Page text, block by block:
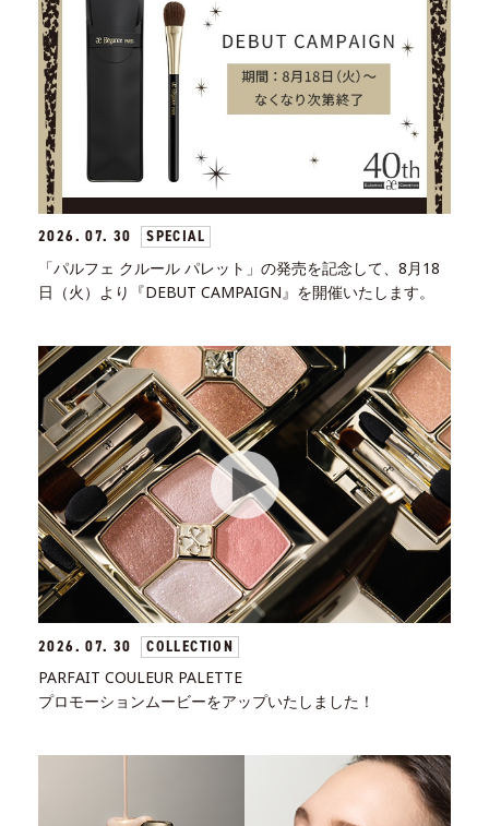
スポンジ・パフ
アーティスト
店舗検索
オンラインストア
2026. 07. 30
SPECIAL
「パルフェ クルール パレット」の発売を記念して、8月18
日（火）より『DEBUT CAMPAIGN』を開催いたします。
2026. 07. 30
COLLECTION
PARFAIT COULEUR PALETTE
プロモーションムービーをアップいたしました！